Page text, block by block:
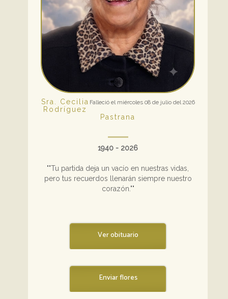
Falleció el miércoles 08 de julio del 2026
Sra. Cecilia
Rodríguez
Pastrana
1940 - 2026
""Tu partida deja un vacío en nuestras vidas,
pero tus recuerdos llenarán siempre nuestro
corazón.""
Ver obituario
Enviar flores